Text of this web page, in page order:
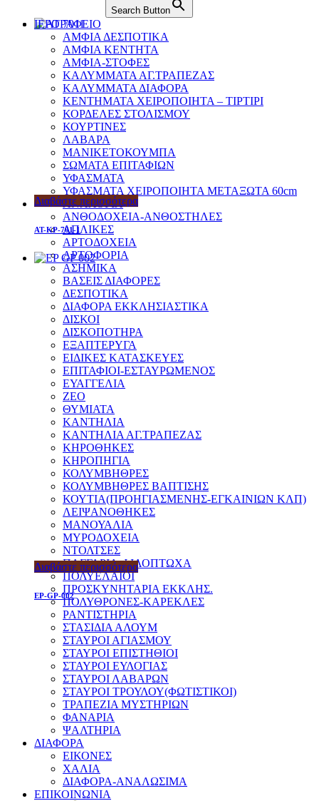
Search Button
ΙΕΡΟΡΑΦΕΙΟ
ΑΜΦΙΑ ΔΕΣΠΟΤΙΚΑ
ΑΜΦΙΑ ΚΕΝΤΗΤΑ
ΑΜΦΙΑ-ΣΤΟΦΕΣ
ΚΑΛΥΜΜΑΤΑ ΑΓ.ΤΡΑΠΕΖΑΣ
ΚΑΛΥΜΜΑΤΑ ΔΙΑΦΟΡΑ
ΚΕΝΤΗΜΑΤΑ ΧΕΙΡΟΠΟΙΗΤΑ – ΤΙΡΤΙΡΙ
ΚΟΡΔΕΛΕΣ ΣΤΟΛΙΣΜΟΥ
ΚΟΥΡΤΙΝΕΣ
ΛΑΒΑΡΑ
ΜΑΝΙΚΕΤΟΚΟΥΜΠΑ
ΣΩΜΑΤΑ ΕΠΙΤΑΦΙΩΝ
ΥΦΑΣΜΑΤΑ
ΥΦΑΣΜΑΤΑ ΧΕΙΡΟΠΟΙΗΤΑ ΜΕΤΑΞΩΤΑ 60cm
ΑΝΑΛΟΓΙΑ
ΑΝΘΟΔΟΧΕΙΑ-ΑΝΘΟΣΤΗΛΕΣ
ΑΠΛΙΚΕΣ
ΑΡΤΟΔΟΧΕΙΑ
ΑΡΤΟΦΟΡΙΑ
ΑΣΗΜΙΚΑ
ΒΑΣΕΙΣ ΔΙΑΦΟΡΕΣ
ΔΕΣΠΟΤΙΚΑ
ΔΙΑΦΟΡΑ ΕΚΚΛΗΣΙΑΣΤΙΚΑ
ΔΙΣΚΟΙ
ΔΙΣΚΟΠΟΤΗΡΑ
ΕΞΑΠΤΕΡΥΓΑ
ΕΙΔΙΚΕΣ ΚΑΤΑΣΚΕΥΕΣ
ΕΠΙΤΑΦΙΟΙ-ΕΣΤΑΥΡΩΜΕΝΟΣ
ΕΥΑΓΓΕΛΙΑ
ΖΕΟ
ΘΥΜΙΑΤΑ
ΚΑΝΤΗΛΙΑ
ΚΑΝΤΗΛΙΑ ΑΓ.ΤΡΑΠΕΖΑΣ
ΚΗΡΟΘΗΚΕΣ
ΚΗΡΟΠΗΓΙΑ
ΚΟΛΥΜΒΗΘΡΕΣ
ΚΟΛΥΜΒΗΘΡΕΣ ΒΑΠΤΙΣΗΣ
ΚΟΥΤΙΑ(ΠΡΟΗΓΙΑΣΜΕΝΗΣ-ΕΓΚΑΙΝΙΩΝ ΚΛΠ)
ΛΕΙΨΑΝΟΘΗΚΕΣ
ΜΑΝΟΥΑΛΙΑ
ΜΥΡΟΔΟΧΕΙΑ
ΝΤΟΛΤΣΕΣ
ΠΑΓΓΑΡΙΑ-ΦΙΛΟΠΤΩΧΑ
ΠΟΛΥΕΛΑΙΟΙ
ΠΡΟΣΚΥΝΗΤΑΡΙΑ ΕΚΚΛΗΣ.
ΠΟΛΥΘΡΟΝΕΣ-ΚΑΡΕΚΛΕΣ
ΡΑΝΤΙΣΤΗΡΙΑ
ΣΤΑΣΙΔΙΑ ΑΛΟΥΜ
ΣΤΑΥΡΟΙ ΑΓΙΑΣΜΟΥ
ΣΤΑΥΡΟΙ ΕΠΙΣΤΗΘΙΟΙ
ΣΤΑΥΡΟΙ ΕΥΛΟΓΙΑΣ
ΣΤΑΥΡΟΙ ΛΑΒΑΡΩΝ
ΣΤΑΥΡΟΙ ΤΡΟΥΛΟΥ(ΦΩΤΙΣΤΙΚΟΙ)
ΤΡΑΠΕΖΙΑ ΜΥΣΤΗΡΙΩΝ
ΦΑΝΑΡΙΑ
ΨΑΛΤΗΡΙΑ
ΔΙΑΦΟΡΑ
ΕΙΚΟΝΕΣ
ΧΑΛΙΑ
ΔΙΑΦΟΡΑ-ΑΝΑΛΩΣΙΜΑ
ΕΠΙΚΟΙΝΩΝΙΑ
Διαβάστε περισσότερα
AT-KP-701-1
Διαβάστε περισσότερα
EP-GP-002